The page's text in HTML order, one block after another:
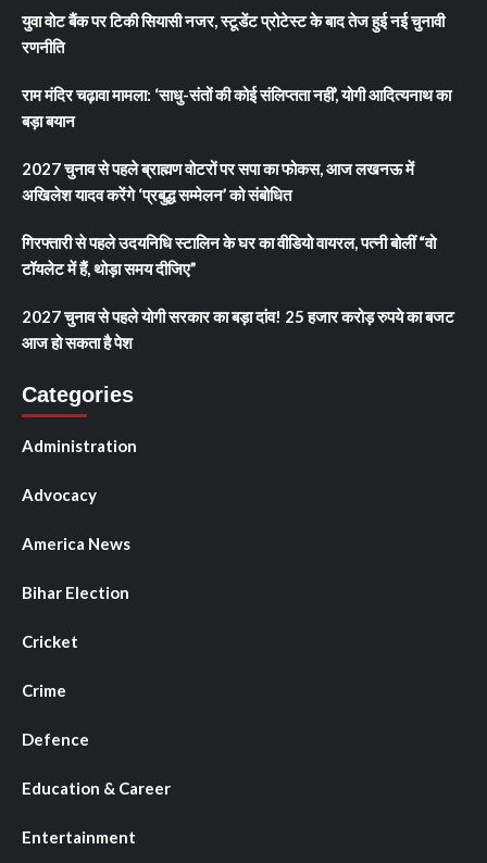
युवा वोट बैंक पर टिकी सियासी नजर, स्टूडेंट प्रोटेस्ट के बाद तेज हुई नई चुनावी
रणनीति
राम मंदिर चढ़ावा मामला: ‘साधु-संतों की कोई संलिप्तता नहीं’, योगी आदित्यनाथ का
बड़ा बयान
2027 चुनाव से पहले ब्राह्मण वोटरों पर सपा का फोकस, आज लखनऊ में
अखिलेश यादव करेंगे ‘प्रबुद्ध सम्मेलन’ को संबोधित
गिरफ्तारी से पहले उदयनिधि स्टालिन के घर का वीडियो वायरल, पत्नी बोलीं “वो
टॉयलेट में हैं, थोड़ा समय दीजिए”
2027 चुनाव से पहले योगी सरकार का बड़ा दांव! 25 हजार करोड़ रुपये का बजट
आज हो सकता है पेश
Categories
Administration
Advocacy
America News
Bihar Election
Cricket
Crime
Defence
Education & Career
Entertainment